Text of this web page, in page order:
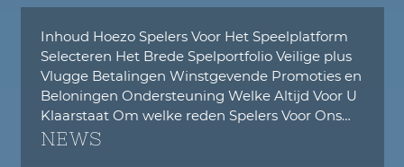
Inhoud Hoezo Spelers Voor Het Speelplatform
Selecteren Het Brede Spelportfolio Veilige plus
Vlugge Betalingen Winstgevende Promoties en
Beloningen Ondersteuning Welke Altijd Voor U
Klaarstaat Om welke reden Spelers Voor Ons…
NEWS